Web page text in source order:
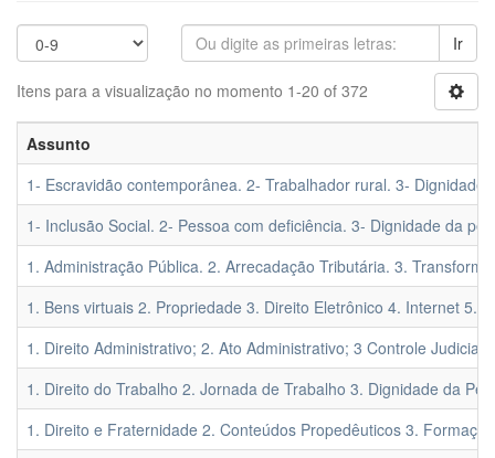
Ir
Itens para a visualização no momento 1-20 of 372
Assunto
1- Escravidão contemporânea. 2- Trabalhador rural. 3-
1- Inclusão Social. 2- Pessoa com deficiência. 3- Dignidade da
1. Administração Pública. 2. Arrecadação Tributária. 3.
1. Bens virtuais 2. Propriedade 3. Direito Eletrônico 4. Internet 5.
1. Direito Administrativo; 2. Ato Administrativo; 3 Controle
1. Direito do Trabalho 2. Jornada de Trabalho 3. Dignidade da
1. Direito e Fraternidade 2. Conteúdos Propedêuticos 3.